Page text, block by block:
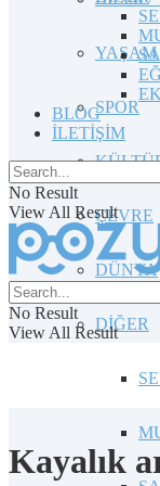
YAŞAM
SPOR
ÇEVRE
DÜNYA
DİĞER
BLOG
İLETİŞİM
No Result
View All Result
No Result
View All Result
Kayalık